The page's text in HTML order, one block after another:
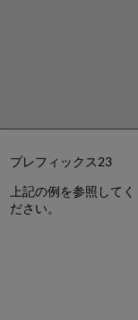
プレフィックス23
上記の例を参照してく
ださい。